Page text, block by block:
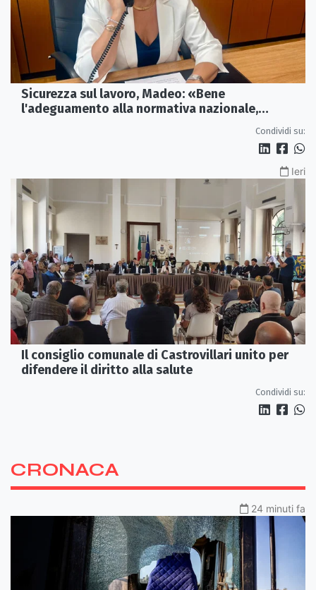
Sicurezza sul lavoro, Madeo: «Bene
l'adeguamento alla normativa nazionale,
Condividi su:
Ieri
Il consiglio comunale di Castrovillari unito per
difendere il diritto alla salute
Condividi su:
CRONACA
24 minuti fa